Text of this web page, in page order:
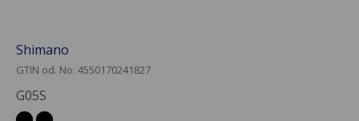
Shimano
GTIN od. No: 4550170241827
G05S